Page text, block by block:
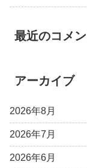
最近のコメン
アーカイブ
2026年8月
2026年7月
2026年6月